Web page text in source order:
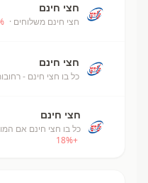
חצי חינם
חצי חינם משלוחים · Kfar Adumim
חצי חינם
כל בו חצי חינם -
חצי חינם
כל בו חצי חינם אם
+
18%